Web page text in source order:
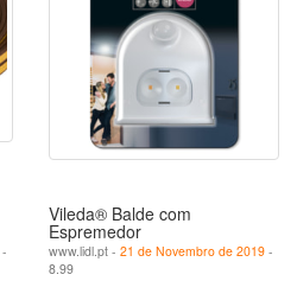
-
Vileda® Balde com
Espremedor
www.lidl.pt - 21 de Novembro de 2019 -
8.99